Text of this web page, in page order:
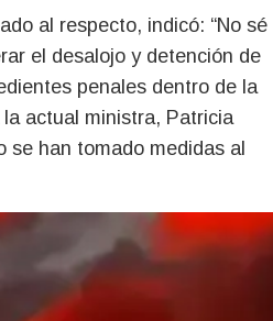
al respecto, indicó: “No sé
el desalojo y detención de
penales dentro de la
actual ministra, Patricia
se han tomado medidas al